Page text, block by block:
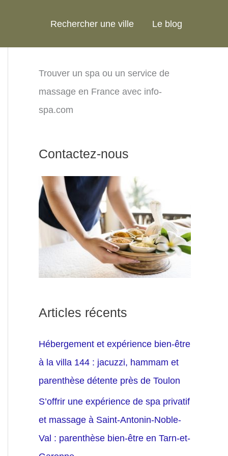
Rechercher une ville Le blog
Trouver un spa ou un service de
massage en France avec info-
spa.com
Contactez-nous
Articles récents
Hébergement et expérience bien-être
à la villa 144 : jacuzzi, hammam et
parenthèse détente près de Toulon
S’offrir une expérience de spa privatif
et massage à Saint-Antonin-Noble-
Val : parenthèse bien-être en Tarn-et-